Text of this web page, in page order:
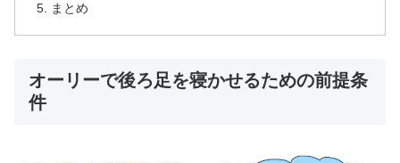
まとめ
オーリーで後ろ足を寝かせるための前提条
件